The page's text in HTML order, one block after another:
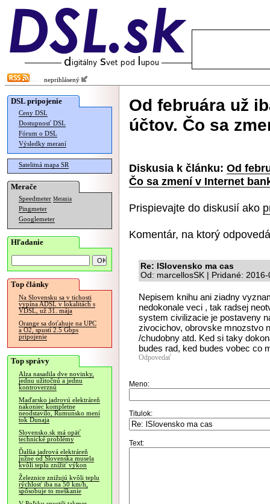
neprihlásený
DSL pripojenie
Ceny DSL
Dostupnosť DSL
Fórum o DSL
Výsledky meraní
Satelitná mapa SR
Merače
Speedmeter Merania
Pingmeter
Googlemeter
Hľadanie
Top články
Na Slovensku sa v tichosti
vypína ADSL v lokalitách s
VDSL, už 31. mája
Orange sa doťahuje na UPC
a O2, spustí 2.5 Gbps
pripojenie
Top správy
Alza nasadila dve novinky,
jednu užitočnú a jednu
kontroverznú
Maďarsko jadrovú elektráreň
nakoniec kompletne
neodstavilo, Rumunsko mení
tok Dunaja
Slovensko.sk má opäť
technické problémy
Ďalšia jadrová elektráreň
južne od Slovenska musela
kvôli teplu znížiť výkon
Železnice znižujú kvôli teplu
rýchlosť iba na 50 km/h,
spôsobuje to meškanie
Od februára už
účtov. Čo sa
Diskusia k článku: Od
Čo sa zmení v Internet
Prispievajte do diskusií ako
Komentár, na ktorý
Re: lSlovensko ma cas
Od: marcellosSK | Pridané:
Nepisem knihu ani ziadny
nedokonale veci , tak radsej
system civilizacie je postaveny
zivocichov, obrovske mnozstvo
/chudobny atd. Ked si taky
budes rad, ked budes vobec co
Odpovedať
Meno:
Titulok:
Text: